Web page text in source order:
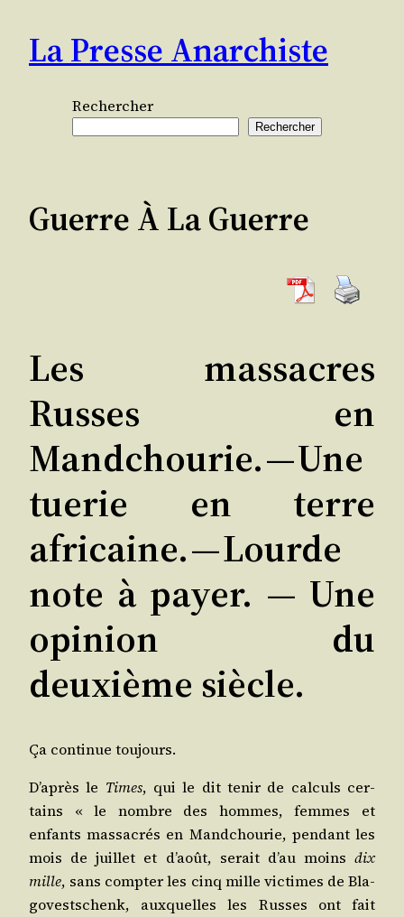
contenu
La Presse Anarchiste
Rechercher
Rechercher
Guerre À La Guerre
Les massacres
Russes en
Mandchourie. — Une
tuerie en terre
africaine. — Lourde
note à payer. ― Une
opinion du
deuxième siècle.
Ça conti­nue toujours.
D’a­près le Times, qui le dit tenir de cal­culs cer­
tains « le nombre des hommes, femmes et
enfants mas­sa­crés en Mand­chou­rie, pen­dant les
mois de juillet et d’août, serait d’au moins dix
mille, sans comp­ter les cinq mille vic­times de Bla­
go­vest­schenk, aux­quelles les Russes ont fait